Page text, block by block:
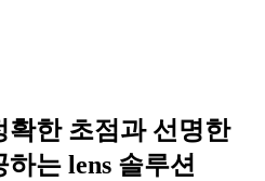
확한 초점과 선명한
는 lens 솔루션